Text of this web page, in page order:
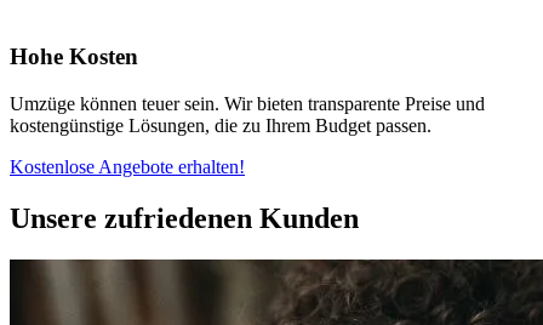
Hohe Kosten
Umzüge können teuer sein. Wir bieten transparente Preise und
kostengünstige Lösungen, die zu Ihrem Budget passen.
Kostenlose Angebote erhalten!
Unsere zufriedenen Kunden